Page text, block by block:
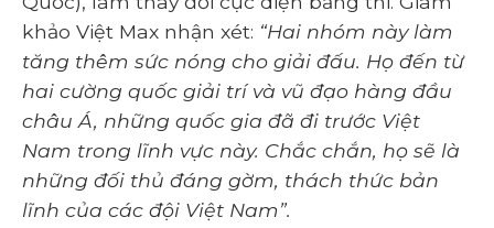
khảo Việt Max nhận xét: “Hai nhóm này làm
tăng thêm sức nóng cho giải đấu. Họ đến từ
hai cường quốc giải trí và vũ đạo hàng đầu
châu Á, những quốc gia đã đi trước Việt
Nam trong lĩnh vực này. Chắc chắn, họ sẽ là
những đối thủ đáng gờm, thách thức bản
lĩnh của các đội Việt Nam”.